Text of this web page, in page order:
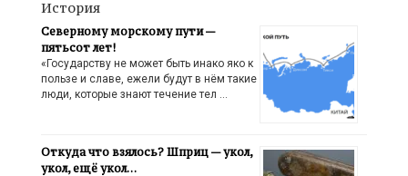
История
Северному морскому пути —
пятьсот лет!
«Государству не может быть инако яко к
пользе и славе, ежели будут в нём такие
люди, которые знают течение тел …
Откуда что взялось? Шприц — укол,
укол, ещё укол…